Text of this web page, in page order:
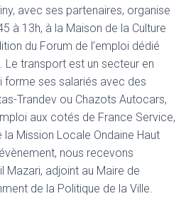
avec ses partenaires, organise
à 13h, à la Maison de la Culture
du Forum de l’emploi dédié
Le transport est un secteur en
forme ses salariés avec des
Trandev ou Chazots Autocars,
aux cotés de France Service,
Mission Locale Ondaine Haut
nous recevons
Mazari, adjoint au Maire de
de la Politique de la Ville.